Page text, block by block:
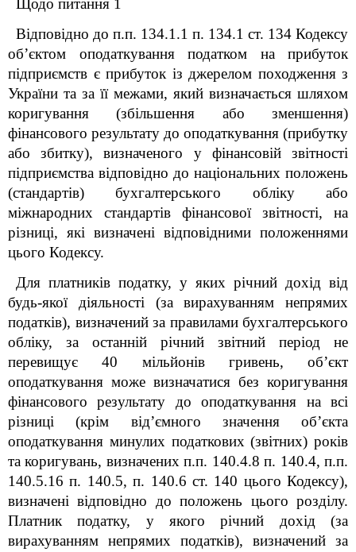
Щодо питання 1
Відповідно до п.п. 134.1.1 п. 134.1 ст. 134 Кодексу
об’єктом оподаткування податком на прибуток
підприємств є прибуток із джерелом походження з
України та за її межами, який визначається шляхом
коригування (збільшення або зменшення)
фінансового результату до оподаткування (прибутку
або збитку), визначеного у фінансовій звітності
підприємства відповідно до національних положень
(стандартів) бухгалтерського обліку або
міжнародних стандартів фінансової звітності, на
різниці, які визначені відповідними положеннями
цього Кодексу.
Для платників податку, у яких річний дохід від
будь-якої діяльності (за вирахуванням непрямих
податків), визначений за правилами бухгалтерського
обліку, за останній річний звітний період не
перевищує 40 мільйонів гривень, об’єкт
оподаткування може визначатися без коригування
фінансового результату до оподаткування на всі
різниці (крім від’ємного значення об’єкта
оподаткування минулих податкових (звітних) років
та коригувань, визначених п.п. 140.4.8 п. 140.4, п.п.
140.5.16 п. 140.5, п. 140.6 ст. 140 цього Кодексу),
визначені відповідно до положень цього розділу.
Платник податку, у якого річний дохід (за
вирахуванням непрямих податків), визначений за